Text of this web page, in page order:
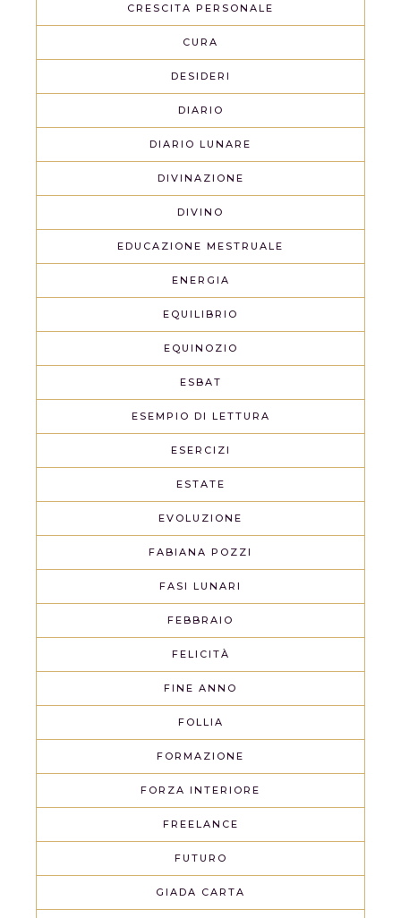
CRESCITA PERSONALE
CURA
DESIDERI
DIARIO
DIARIO LUNARE
DIVINAZIONE
DIVINO
EDUCAZIONE MESTRUALE
ENERGIA
EQUILIBRIO
EQUINOZIO
ESBAT
ESEMPIO DI LETTURA
ESERCIZI
ESTATE
EVOLUZIONE
FABIANA POZZI
FASI LUNARI
FEBBRAIO
FELICITÀ
FINE ANNO
FOLLIA
FORMAZIONE
FORZA INTERIORE
FREELANCE
FUTURO
GIADA CARTA